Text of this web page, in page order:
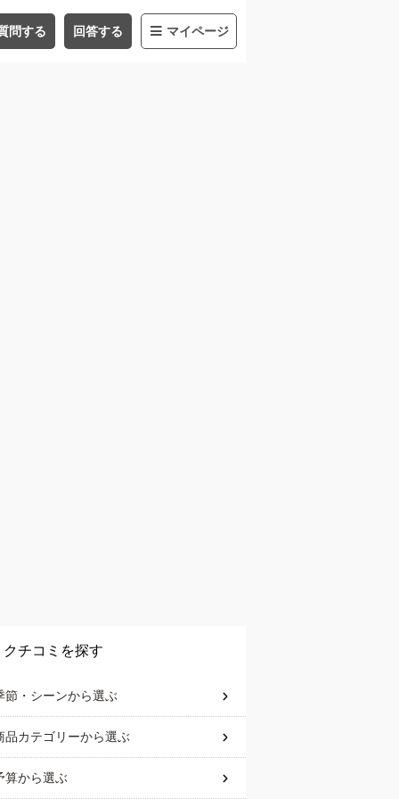
問する 回答する マイページ
クチコミを探す
節・シーンから選ぶ
品カテゴリーから選ぶ
算から選ぶ